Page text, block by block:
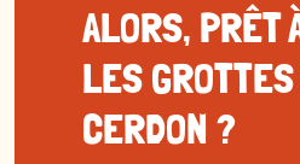
ALORS, PRÊT
LES
CERDON ?